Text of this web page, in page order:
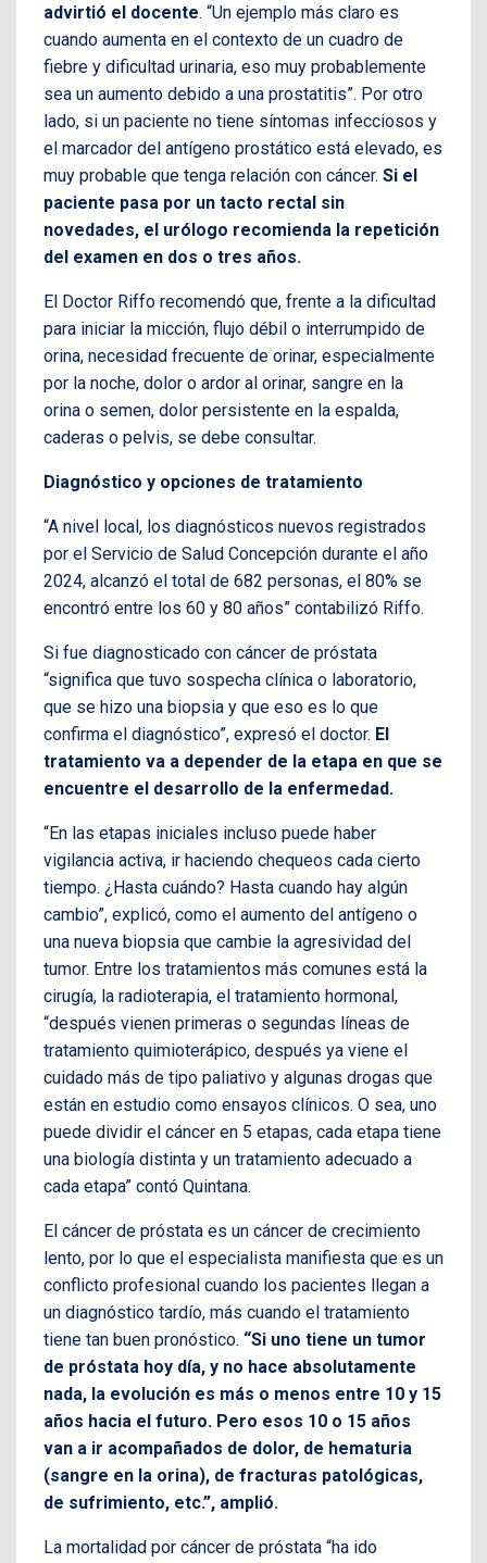
advirtió el docente. “Un ejemplo más claro es
cuando aumenta en el contexto de un cuadro de
fiebre y dificultad urinaria, eso muy probablemente
sea un aumento debido a una prostatitis”. Por otro
lado, si un paciente no tiene síntomas infecciosos y
el marcador del antígeno prostático está elevado, es
muy probable que tenga relación con cáncer. Si el
paciente pasa por un tacto rectal sin
novedades, el urólogo recomienda la repetición
del examen en dos o tres años.
El Doctor Riffo recomendó que, frente a la dificultad
para iniciar la micción, flujo débil o interrumpido de
orina, necesidad frecuente de orinar, especialmente
por la noche, dolor o ardor al orinar, sangre en la
orina o semen, dolor persistente en la espalda,
caderas o pelvis, se debe consultar.
Diagnóstico y opciones de tratamiento
“A nivel local, los diagnósticos nuevos registrados
por el Servicio de Salud Concepción durante el año
2024, alcanzó el total de 682 personas, el 80% se
encontró entre los 60 y 80 años” contabilizó Riffo.
Si fue diagnosticado con cáncer de próstata
“significa que tuvo sospecha clínica o laboratorio,
que se hizo una biopsia y que eso es lo que
confirma el diagnóstico”, expresó el doctor. El
tratamiento va a depender de la etapa en que se
encuentre el desarrollo de la enfermedad.
“En las etapas iniciales incluso puede haber
vigilancia activa, ir haciendo chequeos cada cierto
tiempo. ¿Hasta cuándo? Hasta cuando hay algún
cambio”, explicó, como el aumento del antígeno o
una nueva biopsia que cambie la agresividad del
tumor. Entre los tratamientos más comunes está la
cirugía, la radioterapia, el tratamiento hormonal,
“después vienen primeras o segundas líneas de
tratamiento quimioterápico, después ya viene el
cuidado más de tipo paliativo y algunas drogas que
están en estudio como ensayos clínicos. O sea, uno
puede dividir el cáncer en 5 etapas, cada etapa tiene
una biología distinta y un tratamiento adecuado a
cada etapa” contó Quintana.
El cáncer de próstata es un cáncer de crecimiento
lento, por lo que el especialista manifiesta que es un
conflicto profesional cuando los pacientes llegan a
un diagnóstico tardío, más cuando el tratamiento
tiene tan buen pronóstico. “Si uno tiene un tumor
de próstata hoy día, y no hace absolutamente
nada, la evolución es más o menos entre 10 y 15
años hacia el futuro. Pero esos 10 o 15 años
van a ir acompañados de dolor, de hematuria
(sangre en la orina), de fracturas patológicas,
de sufrimiento, etc.”, amplió.
La mortalidad por cáncer de próstata “ha ido